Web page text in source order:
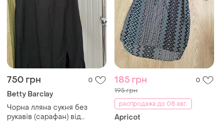
750 грн 0
Betty Barclay
Чорна лляна сукня без
рукавів (сарафан) від
185 грн 0
195 грн
распродажа до 08 авг.
Apricot